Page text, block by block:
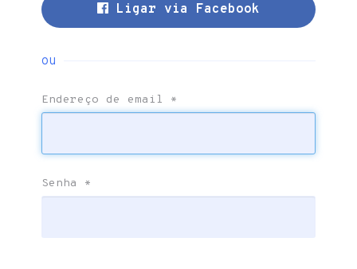
Ligar via Facebook
ou
Endereço de email *
Senha *